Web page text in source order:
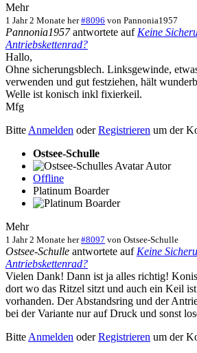
Mehr
1 Jahr 2 Monate her #8096 von Pannonia1957
Pannonia1957antwortete auf Keine
Antriebskettenrad?
Hallo,
Ohne sicherungsblech. Linksgewinde,
verwenden und gut festziehen, hält
Welle ist konisch inkl fixierkeil.
Mfg
Bitte Anmelden oderRegistrieren um der
Ostsee-Schulle
Autor
Offline
Platinum Boarder
Mehr
1 Jahr 2 Monate her #8097 von Ostsee-Schulle
Ostsee-Schulle antwortete auf Keine
Antriebskettenrad?
Vielen Dank! Dann ist ja alles richtig!
dort wo das Ritzel sitzt und auch ein Keil
vorhanden. Der Abstandsring und der
bei der Variante nur auf Druck und sonst
Bitte Anmelden oderRegistrieren um der